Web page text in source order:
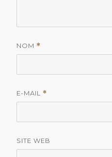
NOM *
E-MAIL *
SITE WEB